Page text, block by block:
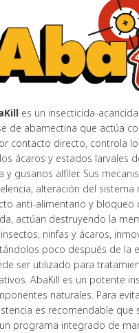
es un insecticida-
de abamectina que actúa
contacto directo, controla
ácaros y estados larvales
y gusanos alfiler. Sus
alteración del sistema
anti-alimentario y bloqueo
actúan destruyendo la
ninfas y ácaros,
poco después de la
ser utilizado para
AbaKill es un potente
naturales. Para
es recomendable que
programa integrado de